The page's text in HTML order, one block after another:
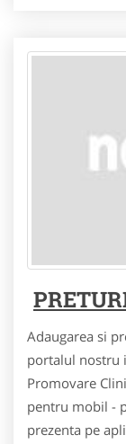
Adaugarea si
portalul nostru
Promovare
pentru mobil -
prezenta pe